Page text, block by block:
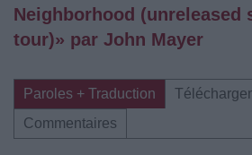
Neighborhood (unreleased
tour)» par John Mayer
Paroles + Traduction
Commentaires